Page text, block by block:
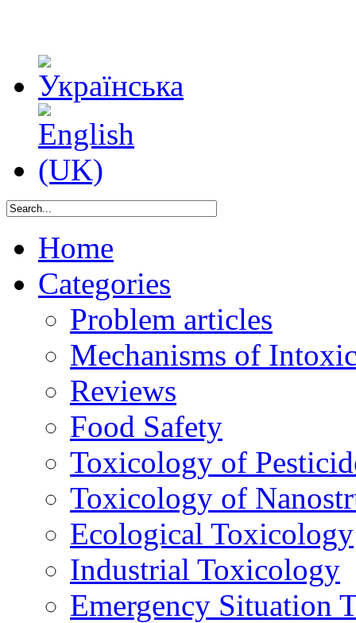
Home
Categories
Problem articles
Mechanisms of
Reviews
Food Safety
Toxicology of
Toxicology of
Ecological Toxicology
Industrial Toxicology
Emergency Situation